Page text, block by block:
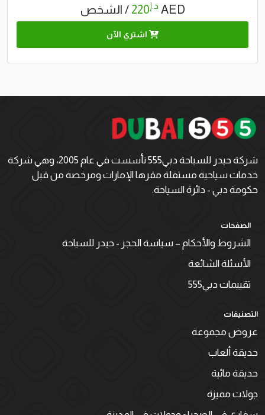
AED د.إ220 / الشخص
اشتري الآن
شركة حيدر للسياحة دبي555 تأسست في عام 2005، وهي شركة
خدمات سياحية مستقلة مقرها الإمارات ومرخصة من قبل
حكومة دبي - دائرة السياحة.
الصفحات
الشروط والأحكام – سياسة الحجز - حيدر للسياحة
الأسئلة الشائعة
تقييمات دبي555
التصنيفات
عروض مجموعة
حديقة ألعاب
حديقة مائية
جولات مميزة